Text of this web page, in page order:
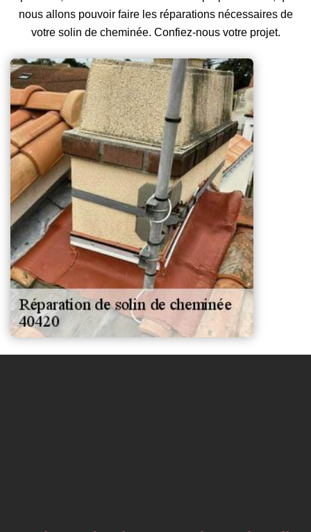
nous allons pouvoir faire les réparations nécessaires de
votre solin de cheminée. Confiez-nous votre projet.